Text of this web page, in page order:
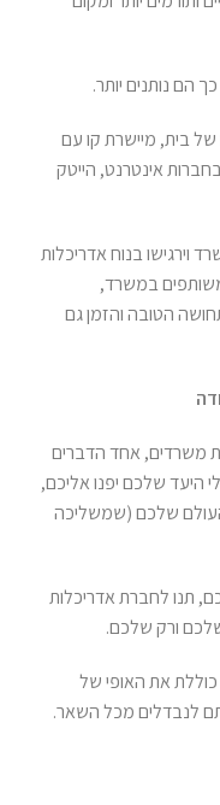
הם נותנים יותר.
בית, מיישרת קו עם
עבודה גם בחברות אינטרנט, הייטק
וירגישו בנוח אדריכלות
במשרד,
הטובה והזמן גם
משרדים, אחד הדברים
היעד שלכם יפנו אליכם,
שלכם (שמשליכה
תנו לחברת אדריכלות
ורק שלכם.
את האופי של
לנבדלים מכל השאר.